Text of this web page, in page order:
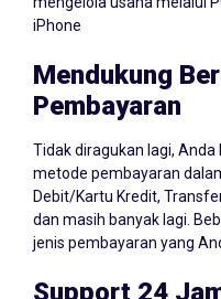
iPhone
Mendukung
Pembayaran
metode pembayaran
Debit/Kartu Kredit, Transfer
dan masih banyak lagi.
jenis pembayaran yang
Support 24 Jam